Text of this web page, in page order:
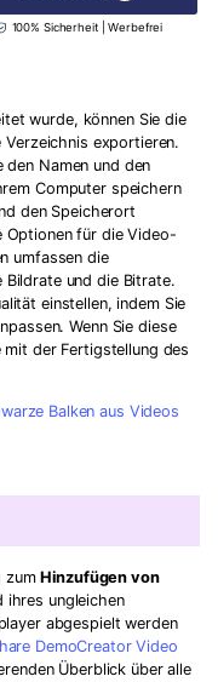
100% Sicherheit | Werbefrei
wurde, können Sie die
Verzeichnis exportieren.
Namen und den
Computer speichern
den Speicherort
Optionen für die Video-
umfassen die
Bildrate und die Bitrate.
einstellen, indem Sie
Wenn Sie diese
mit der Fertigstellung des
Balken aus Videos
zumHinzufügen von
ungleichen
abgespielt werden
DemoCreator Video
Überblick über alle